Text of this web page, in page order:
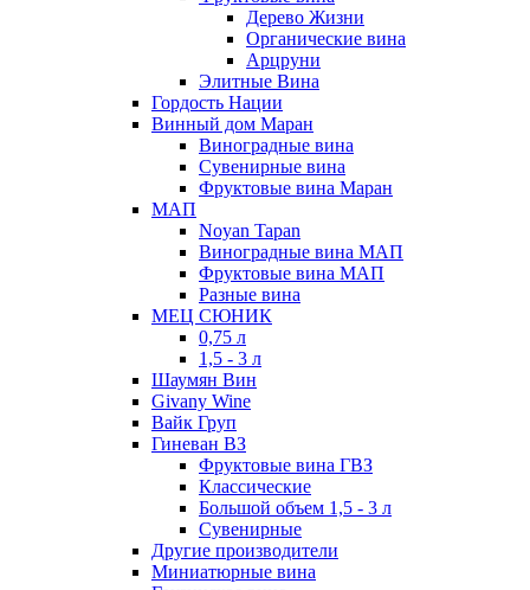
Дерево Жизни
Органические вина
Арцруни
Элитные Вина
Гордость Нации
Винный дом Маран
Виноградные вина
Сувенирные вина
Фруктовые вина Маран
МАП
Noyan Tapan
Виноградные вина МАП
Фруктовые вина МАП
Разные вина
МЕЦ СЮНИК
0,75 л
1,5 - 3 л
Шаумян Вин
Givany Wine
Вайк Груп
Гиневан ВЗ
Фруктовые вина ГВЗ
Классические
Большой объем 1,5 - 3 л
Сувенирные
Другие производители
Миниатюрные вина